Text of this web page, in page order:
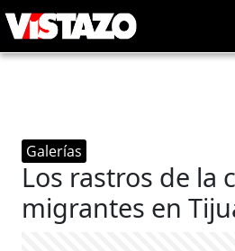
Galerías
Los rastros de la
migrantes en